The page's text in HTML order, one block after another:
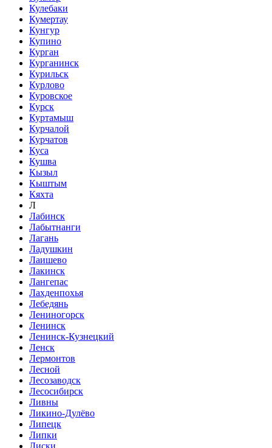
Кулебаки
Кумертау
Кунгур
Купино
Курган
Курганинск
Курильск
Курлово
Куровское
Курск
Куртамыш
Курчалой
Курчатов
Куса
Кушва
Кызыл
Кыштым
Кяхта
Л
Лабинск
Лабытнанги
Лагань
Ладушкин
Лаишево
Лакинск
Лангепас
Лахденпохья
Лебедянь
Лениногорск
Ленинск
Ленинск-Кузнецкий
Ленск
Лермонтов
Лесной
Лесозаводск
Лесосибирск
Ливны
Ликино-Дулёво
Липецк
Липки
Лиски